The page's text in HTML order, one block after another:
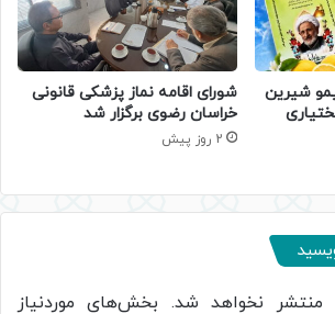
شیرین
شورای اقامه نماز پزشکی قانونی
خراسان رضوی برگزار شد
2 روز پیش
منتشر نخواهد شد. بخش‌های موردنیاز